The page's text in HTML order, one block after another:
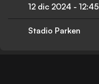
12 dic 2024 - 12:45
Stadio Parken